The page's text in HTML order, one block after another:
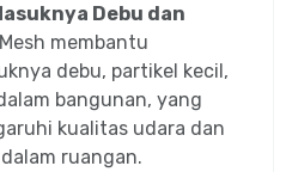
Debu dan
membantu
debu, partikel kecil,
bangunan, yang
kualitas udara dan
ruangan.